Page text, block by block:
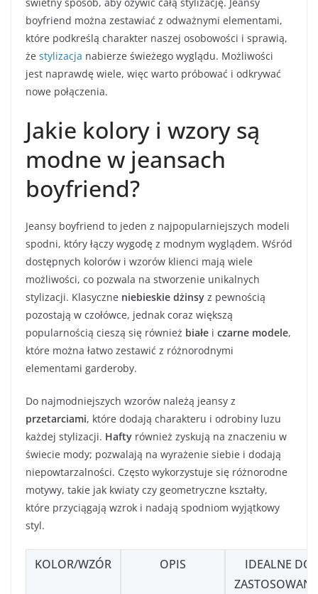
boyfriend można zestawiać z odważnymi elementami,
które podkreślą charakter naszej osobowości i sprawią,
że stylizacja nabierze świeżego wyglądu. Możliwości
jest naprawdę wiele, więc warto próbować i odkrywać
nowe połączenia.
Jakie kolory i wzory są
modne w jeansach
boyfriend?
Jeansy boyfriend to jeden z najpopularniejszych modeli
spodni, który łączy wygodę z modnym wyglądem. Wśród
dostępnych kolorów i wzorów klienci mają wiele
możliwości, co pozwala na stworzenie unikalnych
stylizacji. Klasyczne niebieskie dżinsy z pewnością
pozostają w czołówce, jednak coraz większą
popularnością cieszą się również białe i czarne modele,
które można łatwo zestawić z różnorodnymi
elementami garderoby.
Do najmodniejszych wzorów należą jeansy z
przetarciami, które dodają charakteru i odrobiny luzu
każdej stylizacji. Hafty również zyskują na znaczeniu w
świecie mody; pozwalają na wyrażenie siebie i dodają
niepowtarzalności. Często wykorzystuje się różnorodne
motywy, takie jak kwiaty czy geometryczne kształty,
które przyciągają wzrok i nadają spodniom wyjątkowy
styl.
KOLOR/WZÓR OPIS
IDEALNE DO